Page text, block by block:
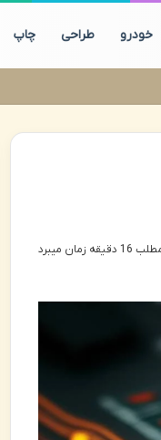
خودرو طراحی چاپ
میبرد